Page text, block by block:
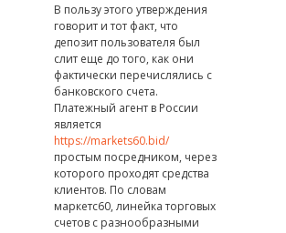
В пользу этого утверждения
говорит и тот факт, что
депозит пользователя был
слит еще до того, как они
фактически перечислялись с
банковского счета.
Платежный агент в России
является
https://markets60.bid/
простым посредником, через
которого проходят средства
клиентов. По словам
маркетс60, линейка торговых
счетов с разнообразными